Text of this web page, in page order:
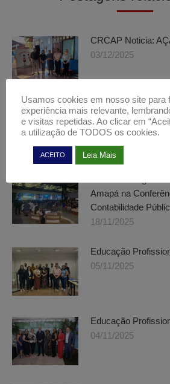
CRCAP Noticia:
03/12/2025
Fiscalização nos
Amapá
01/12/2025
Amapá na
Contabilidade
18/11/2025
Educação
05/11/2025
Educação
04/11/2025
Usamos cookies em nosso site para
experiência mais relevante,
e visitas repetidas. Ao clicar em
a utilização de TODOS os cookies.
ACEITO Leia Mais